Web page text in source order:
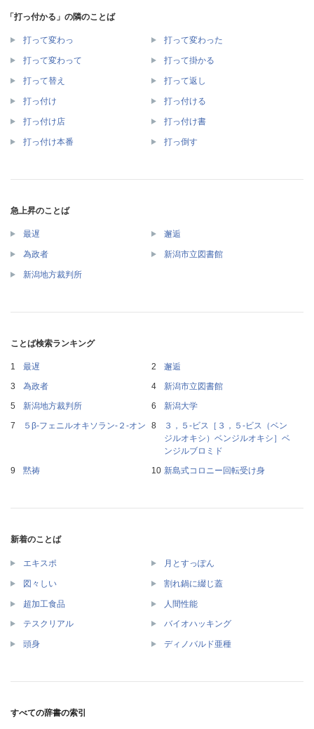
「打っ付かる」の隣のことば
打って変わっ 打って変わった
打って変わって 打って掛かる
打って替え 打って返し
打っ付け 打っ付ける
打っ付け店 打っ付け書
打っ付け本番 打っ倒す
急上昇のことば
最遅 邂逅
為政者 新潟市立図書館
新潟地方裁判所
ことば検索ランキング
最遅
邂逅
為政者
新潟市立図書館
新潟地方裁判所
新潟大学
５β‐フェニルオキソラン‐２‐オン
３，５‐ビス［３，５‐ビス（ベン
ジルオキシ）ベンジルオキシ］ベ
ンジルブロミド
黙祷
新島式コロニー回転受け身
新着のことば
エキスポ 月とすっぽん
図々しい 割れ鍋に綴じ蓋
超加工食品 人間性能
テスクリアル バイオハッキング
頭身 ディノバルド亜種
すべての辞書の索引